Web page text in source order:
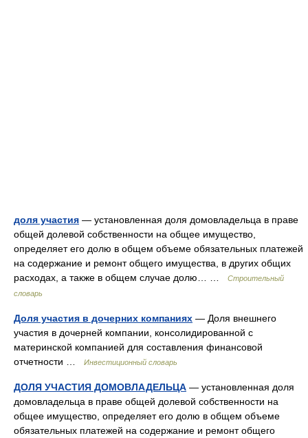
доля участия — установленная доля домовладельца в праве
общей долевой собственности на общее имущество,
определяет его долю в общем объеме обязательных платежей
на содержание и ремонт общего имущества, в других общих
расходах, а также в общем случае долю… …
Строительный
словарь
Доля участия в дочерних компаниях — Доля внешнего
участия в дочерней компании, консолидированной с
материнской компанией для составления финансовой
отчетности …
Инвестиционный словарь
ДОЛЯ УЧАСТИЯ ДОМОВЛАДЕЛЬЦА — установленная доля
домовладельца в праве общей долевой собственности на
общее имущество, определяет его долю в общем объеме
обязательных платежей на содержание и ремонт общего